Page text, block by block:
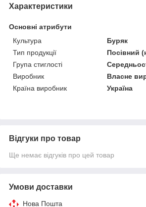
Характеристики
Основні атрибути
Культура
Буряк
Тип продукції
Посівний
Група стиглості
Виробник
Власне
Країна виробник
Україна
Відгуки про товар
Ще немає відгуків про цей товар
Умови доставки
Нова Пошта